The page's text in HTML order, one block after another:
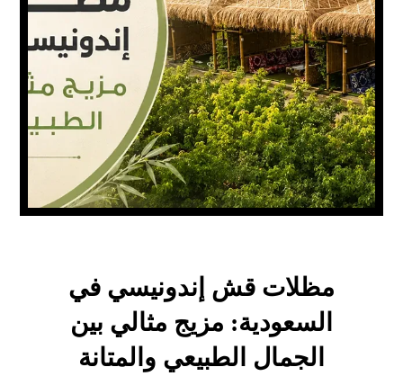
مظلات قش إندونيسي في
السعودية: مزيج مثالي بين
الجمال الطبيعي والمتانة